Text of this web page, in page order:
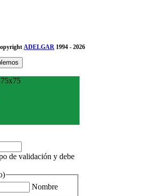
ADELGAR 1994 - 2026
de validación y debe
Nombre